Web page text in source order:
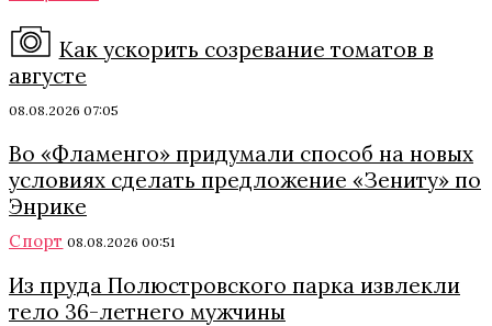
Как ускорить созревание томатов в
августе
08.08.2026 07:05
Во «Фламенго» придумали способ на новых
условиях сделать предложение «Зениту» по
Энрике
Спорт 08.08.2026 00:51
Из пруда Полюстровского парка извлекли
тело 36-летнего мужчины